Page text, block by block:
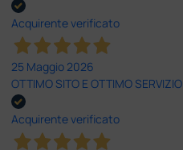
Acquirente verificato
25 Maggio 2026
OTTIMO SITO E OTTIMO SERVIZIO
Acquirente verificato